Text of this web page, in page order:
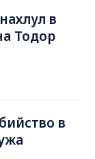
в
Тодор
в